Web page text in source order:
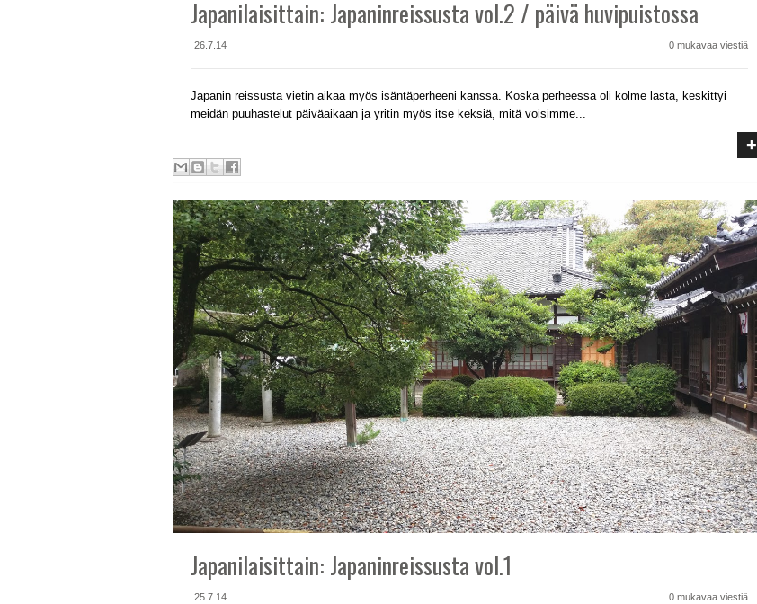
Japanilaisittain: Japaninreissusta vol.2 / päivä huvipuistossa
26.7.14 0 mukavaa viestiä
Japanin reissusta vietin aikaa myös isäntäperheeni kanssa. Koska perheessa oli kolme lasta, keskittyi
meidän puuhastelut päiväaikaan ja yritin myös itse keksiä, mitä voisimme...
+
Japanilaisittain: Japaninreissusta vol.1
25.7.14 0 mukavaa viestiä